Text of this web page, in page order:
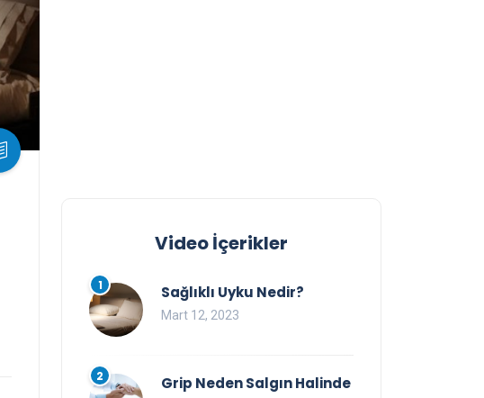
Video İçerikler
1 Sağlıklı Uyku Nedir?
Mart 12, 2023
2 Grip Neden Salgın Halinde